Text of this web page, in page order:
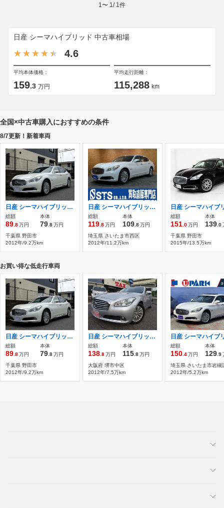
1 〜 1 / 1 件
日産 シーマハイブリッド 中古車相場
4.6
平均本体価格：
159.3 万円
平均走行距離：
115,288 km
全国×中古車購入におすすめの条件
8/7更新！新着車両
日産 シーマハイブリッド 3.5 レ-ダ-クル-ズ ナビTV サンル-フ 本革シ-ト
総額
89 .8万円
本体
79 .8万円
千葉県 野田市
2012年/9.2万km
日産 シーマハイブリッド 3.5 VIP G サンルーフ ブラウンセミアニリン革シート
総額
119 .8万円
本体
109 .8万円
埼玉県 さいたま市西区
2012年/11.2万km
総額
151 .0万円
本体
139 .0
千葉県 野田市
2015年/13.5万km
お買い得な低走行車両
日産 シーマハイブリッド 3.5 レ-ダ-クル-ズ ナビTV サンル-フ 本革シ-ト
総額
89.8万円
本体
79.8万円
千葉県 野田市
2012年/9.2万km
日産 シーマハイブリッド 3.5 純正ナビ Bluetooth バックカメラ ETC
総額
138.8万円
本体
115.8万円
大阪府 堺市中区
2012年/7.5万km
総額
150.4万円
本体
129.9
埼玉県 さいたま市岩槻
2012年/5.2万km